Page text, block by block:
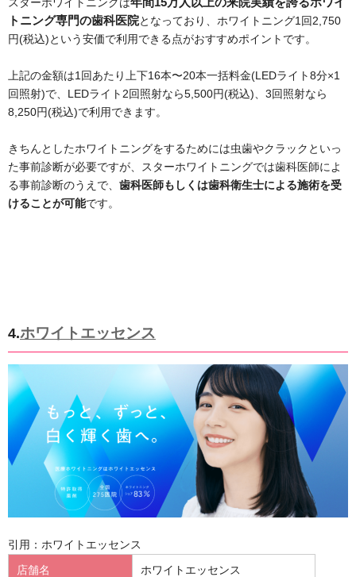
トニング専門の歯科医院となっており、ホワイトニング1回2,750
円(税込)という安価で利用できる点がおすすめポイントです。
上記の金額は1回あたり上下16本〜20本一括料金(LEDライト8分×1
回照射)で、LEDライト2回照射なら5,500円(税込)、3回照射なら
8,250円(税込)で利用できます。
きちんとしたホワイトニングをするためには虫歯やクラックといっ
た事前診断が必要ですが、スターホワイトニングでは歯科医師によ
る事前診断のうえで、 歯科医師もしくは歯科衛生士による施術を受
けることが可能です。
4.ホワイトエッセンス
引用：ホワイトエッセンス
店舗名 ホワイトエッセンス